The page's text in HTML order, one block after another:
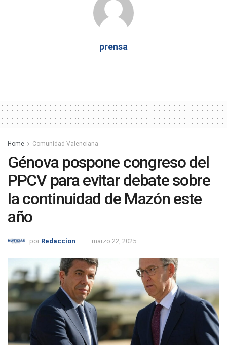
prensa
Home Comunidad Valenciana
Génova pospone congreso del
PPCV para evitar debate sobre
la continuidad de Mazón este
año
por Redaccion marzo 22, 2025